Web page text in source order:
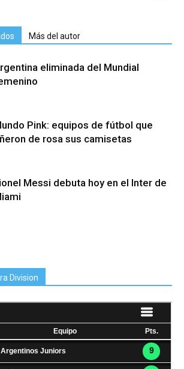
Más del autor
eliminada del Mundial
Pink: equipos de fútbol que
de rosa sus camisetas
Messi debuta hoy en el Inter de
Division